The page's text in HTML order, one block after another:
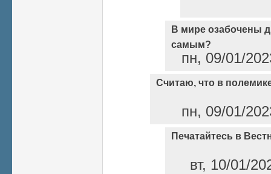
В мире озабочены
самым?
пн, 09/01/
Считаю, что в
пн, 09/01/
Печатайтесь в
вт, 10/01/